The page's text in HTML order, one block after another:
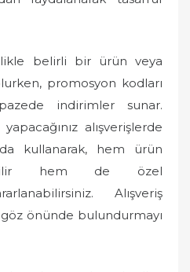
belirli bir ürün veya
promosyon kodları
indirimler sunar.
alışverişlerde
kullanarak, hem ürün
hem de özel
Alışveriş
önünde bulundurmayı